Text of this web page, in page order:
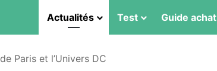
Actualités Test Guide achat
Paris et l’Univers DC